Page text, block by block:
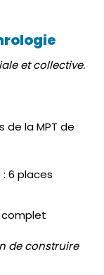
et collective.
de la MPT de
: 6 places
complet
de construire